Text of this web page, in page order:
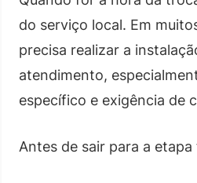
do serviço local. Em
precisa realizar a
atendimento,
específico e exigência de
Antes de sair para a